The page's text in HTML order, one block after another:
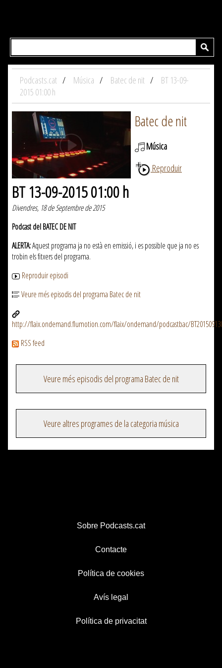
Podcasts.cat Música Batec de nit
BT 13-09-
2015 01:00 h
Batec de nit
Música
Reproduir
BT 13-09-2015 01:00 h
Divendres, 18 de Septembre de 2015
Podcast del BATEC DE NIT
ALERTA:Aquest programa ja no està en emissió, i es possible que ja no es
trobin els fitxers del programa.
Reproduir episodi
Veure més episodis del programa Batec de nit
http://flaix.ondemand.flumotion.com/flaix/ondemand/podcastbac/
RSS feed
Veure més episodis del programa Batec de nit
Veure altres programes de la categoria música
Sobre Podcasts.cat
Contacte
Política de cookies
Avís legal
Política de privacitat